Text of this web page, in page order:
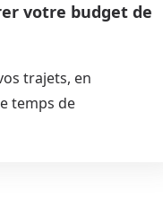
votre budget de
trajets, en
temps de